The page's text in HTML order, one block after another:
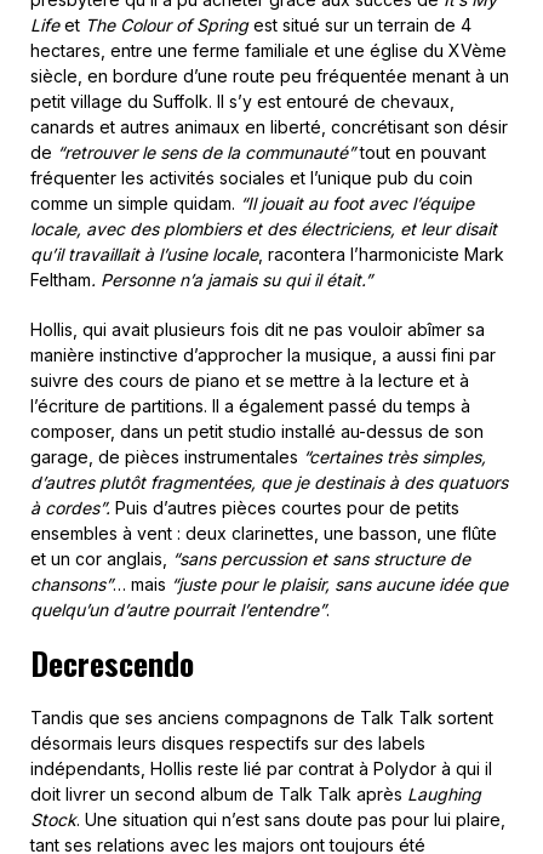
Lifeet The Colour of Springest situé sur un terrain de 4
hectares, entre une ferme familiale et une église du XVème
siècle, en bordure d’une route peu fréquentée menant à un
petit village du Suffolk. Il s’y est entouré de chevaux,
canards et autres animaux en liberté, concrétisant son désir
de “retrouver le sens de la communauté”tout en pouvant
fréquenter les activités sociales et l’unique pub du coin
comme un simple quidam. “Il jouait au foot avec l’équipe
locale, avec des plombiers et des électriciens, et leur disait
qu’il travaillait à l’usine locale, racontera l’harmoniciste Mark
Feltham. Personne n’a jamais su qui il était.”
Hollis, qui avait plusieurs fois dit ne pas vouloir abîmer sa
manière instinctive d’approcher la musique, a aussi fini par
suivre des cours de piano et se mettre à la lecture et à
l’écriture de partitions. Il a également passé du temps à
composer, dans un petit studio installé au-dessus de son
garage, de pièces instrumentales “certaines très simples,
d’autres plutôt fragmentées, que je destinais à des quatuors
à cordes”. Puis d’autres pièces courtes pour de petits
ensembles à vent : deux clarinettes, une basson, une flûte
et un cor anglais,
“sans percussion et sans structure de
chansons”… mais “juste pour le plaisir, sans aucune idée que
quelqu’un d’autre pourrait l’entendre”.
Decrescendo
Tandis que ses anciens compagnons de Talk Talk sortent
désormais leurs disques respectifs sur des labels
indépendants, Hollis reste lié par contrat à Polydor à qui il
doit livrer un second album de Talk Talk après Laughing
Stock. Une situation qui n’est sans doute pas pour lui plaire,
tant ses relations avec les majors ont toujours été